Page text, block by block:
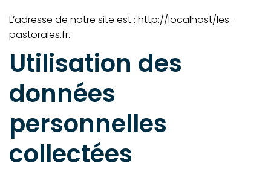
L’adresse de notre site est : http://localhost/les-
pastorales.fr.
Utilisation des
données
personnelles
collectées